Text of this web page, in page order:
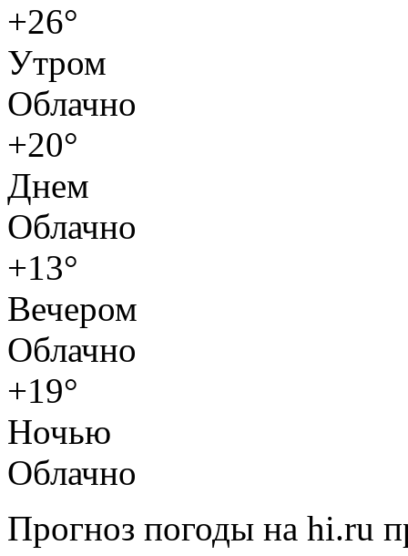
+26°
Утром
Облачно
+20°
Днем
Облачно
+13°
Вечером
Облачно
+19°
Ночью
Облачно
Прогноз погоды на hi.ru